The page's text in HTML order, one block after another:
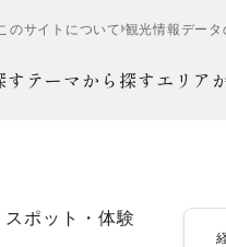
のサイトについて 観光情報デー
す テーマから探すエリア
スポット・体験